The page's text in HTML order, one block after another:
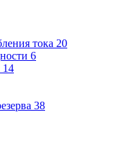
тока 20
6
14
38